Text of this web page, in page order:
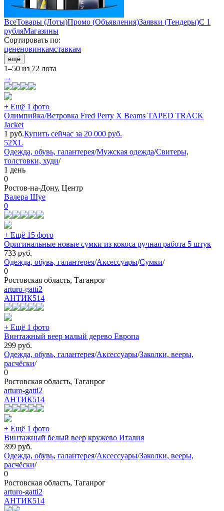
ВсеТовары (Лоты)Промо (Объявления)Заявки (Тендеры)С 1
рубляМагазины
Сортировать по:
цененовинкамставкам
ещё
1–50 из 72 лота
→
+ Ещё 1 фото
Олимпийка/Ветровка Fred Perry X Beams TAPED TRACK
Jacket
1 руб.Купить сейчас за 20 000 руб.
52XL
Одежда, обувь, галантерея/Мужская одежда/Свитеры,
толстовки, худи/
1 день
0
Ростов-на-Дону, Центр
Валера Шуе
0
+ Ещё 15 фото
Оригинальные новые сумки из кокоса ручная работа 5 штук
733 руб.
Одежда, обувь, галантерея/Аксессуары/Сумки/
0
Ростовская область, Таганрог
arturo-gatti2
АНТИК514
+ Ещё 1 фото
Винтажный веер малый дерево Европа
299 руб.
Одежда, обувь, галантерея/Аксессуары/Заколки, вееры,
расчёски/
0
Ростовская область, Таганрог
arturo-gatti2
АНТИК514
+ Ещё 1 фото
Винтажный белый веер кружево Италия
399 руб.
Одежда, обувь, галантерея/Аксессуары/Заколки, вееры,
расчёски/
0
Ростовская область, Таганрог
arturo-gatti2
АНТИК514